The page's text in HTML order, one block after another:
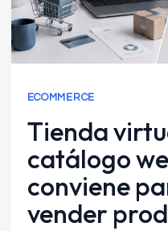
ECOMMERCE
Tienda
catálogo
conviene
vender